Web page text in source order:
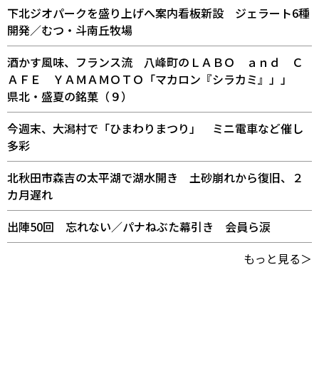
下北ジオパークを盛り上げへ案内看板新設 ジェラート6種
開発／むつ・斗南丘牧場
酒かす風味、フランス流 八峰町のＬＡＢＯ ａｎｄ Ｃ
ＡＦＥ ＹＡＭＡＭＯＴＯ「マカロン『シラカミ』」」
県北・盛夏の銘菓（９）
今週末、大潟村で「ひまわりまつり」 ミニ電車など催し
多彩
北秋田市森吉の太平湖で湖水開き 土砂崩れから復旧、２
カ月遅れ
出陣50回 忘れない／パナねぶた幕引き 会員ら涙
もっと見る＞